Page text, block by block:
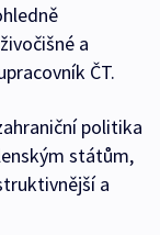
a
ČT.
politika
státům,
a